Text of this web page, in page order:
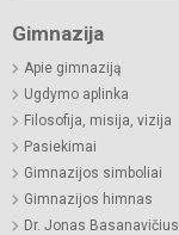
Gimnazija
Apie gimnaziją
Ugdymo aplinka
Filosofija, misija, vizija
Pasiekimai
Gimnazijos simboliai
Gimnazijos himnas
Dr. Jonas Basanavičius